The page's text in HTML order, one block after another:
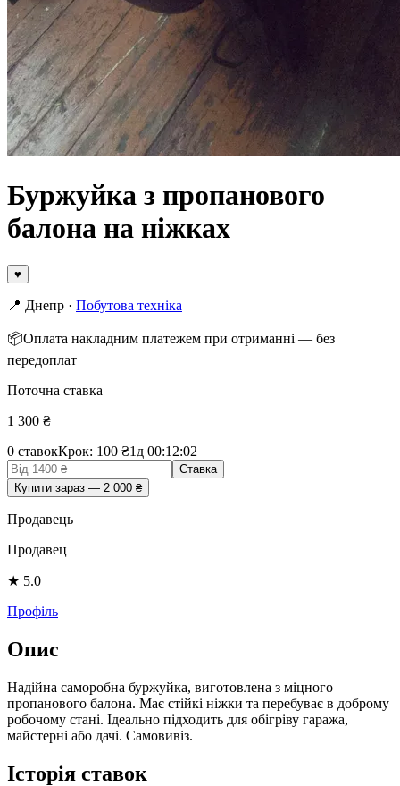
Буржуйка з пропанового
балона на ніжках
♥
📍 Днепр · Побутова техніка
📦Оплата накладним платежем при отриманні — без
передоплат
Поточна ставка
1 300 ₴
0 ставокКрок: 100 ₴1д 00:12:02
Ставка
Купити зараз — 2 000 ₴
Продавець
Продавец
★ 5.0
Профіль
Опис
Надійна саморобна буржуйка, виготовлена з міцного
пропанового балона. Має стійкі ніжки та перебуває в доброму
робочому стані. Ідеально підходить для обігріву гаража,
майстерні або дачі. Самовивіз.
Історія ставок